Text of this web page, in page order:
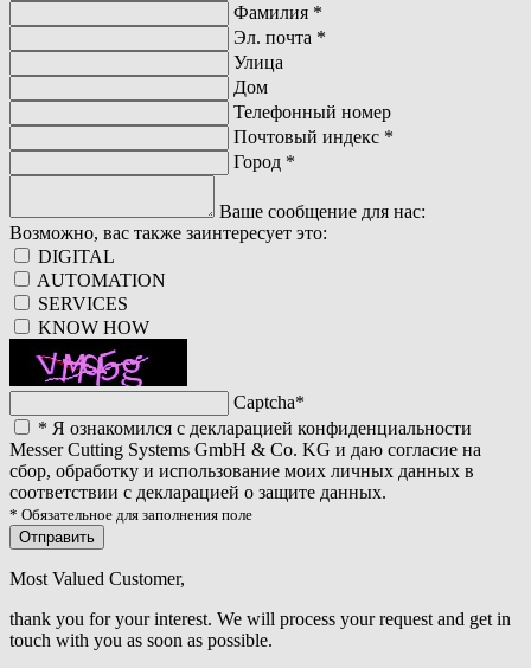
Фамилия *
Эл. почта *
Улица
Дом
Телефонный номер
Почтовый индекс *
Город *
Ваше сообщение для нас:
Возможно, вас также заинтересует это:
DIGITAL
AUTOMATION
SERVICES
KNOW HOW
Captcha*
* Я ознакомился с декларацией конфиденциальности
Messer Cutting Systems GmbH & Co. KG и даю согласие на
сбор, обработку и использование моих личных данных в
соответствии с декларацией о защите данных.
* Обязательное для заполнения поле
Отправить
Most Valued Customer,
thank you for your interest. We will process your request and get in
touch with you as soon as possible.